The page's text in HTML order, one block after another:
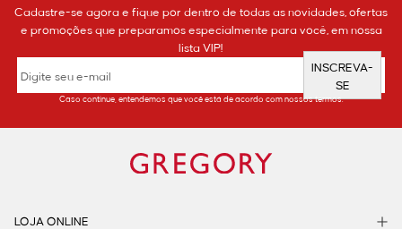
Cadastre-se agora e fique por dentro de todas as novidades, ofertas
e promoções que preparamos especialmente para você, em nossa
lista VIP!
INSCREVA-
SE
Caso continue, entendemos que você está de acordo com nossos termos.
LOJA ONLINE